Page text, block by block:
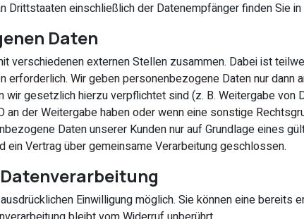
Drittstaaten einschließlich der Datenempfänger finden Sie
Daten
verschiedenen externen Stellen zusammen. Dabei ist
Wir geben personenbezogene Daten nur dann
gesetzlich hierzu verpflichtet sind (z. B. Weitergabe von
der Weitergabe haben oder wenn eine sonstige
Daten unserer Kunden nur auf Grundlage eines
ein Vertrag über gemeinsame Verarbeitung geschlossen.
Einwilligung möglich. Sie können eine bereits